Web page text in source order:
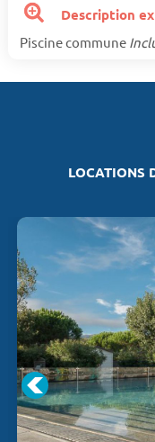
Description
Piscine commune
LOCATIONS